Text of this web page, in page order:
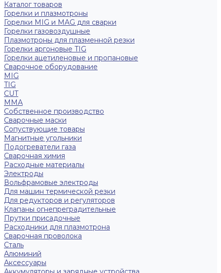
Каталог товаров
Горелки и плазмотроны
Горелки MIG и MAG для сварки
Горелки газовоздушные
Плазмотроны для плазменной резки
Горелки аргоновые TIG
Горелки ацетиленовые и пропановые
Сварочное оборудование
MIG
TIG
CUT
ММА
Собственное производство
Сварочные маски
Сопуствующие товары
Магнитные угольники
Подогреватели газа
Сварочная химия
Расходные материалы
Электроды
Вольфрамовые электроды
Для машин термической резки
Для редукторов и регуляторов
Клапаны огнепреградительные
Прутки присадочные
Расходники для плазмотрона
Сварочная проволока
Сталь
Алюминий
Аксессуары